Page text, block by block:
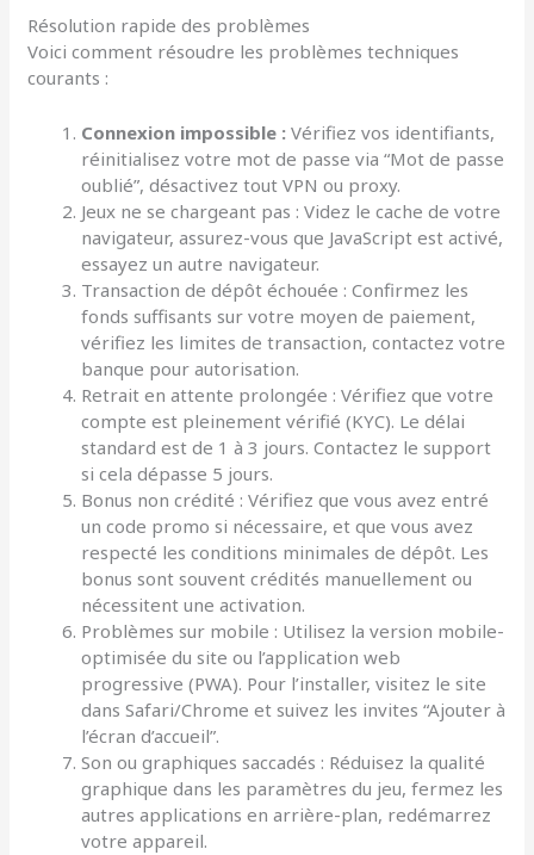
Résolution rapide des problèmes
Voici comment résoudre les problèmes techniques
courants :
Connexion impossible : Vérifiez vos identifiants,
réinitialisez votre mot de passe via “Mot de passe
oublié”, désactivez tout VPN ou proxy.
Jeux ne se chargeant pas : Videz le cache de votre
navigateur, assurez-vous que JavaScript est activé,
essayez un autre navigateur.
Transaction de dépôt échouée : Confirmez les
fonds suffisants sur votre moyen de paiement,
vérifiez les limites de transaction, contactez votre
banque pour autorisation.
Retrait en attente prolongée : Vérifiez que votre
compte est pleinement vérifié (KYC). Le délai
standard est de 1 à 3 jours. Contactez le support
si cela dépasse 5 jours.
Bonus non crédité : Vérifiez que vous avez entré
un code promo si nécessaire, et que vous avez
respecté les conditions minimales de dépôt. Les
bonus sont souvent crédités manuellement ou
nécessitent une activation.
Problèmes sur mobile : Utilisez la version mobile-
optimisée du site ou l’application web
progressive (PWA). Pour l’installer, visitez le site
dans Safari/Chrome et suivez les invites “Ajouter à
l’écran d’accueil”.
Son ou graphiques saccadés : Réduisez la qualité
graphique dans les paramètres du jeu, fermez les
autres applications en arrière-plan, redémarrez
votre appareil.